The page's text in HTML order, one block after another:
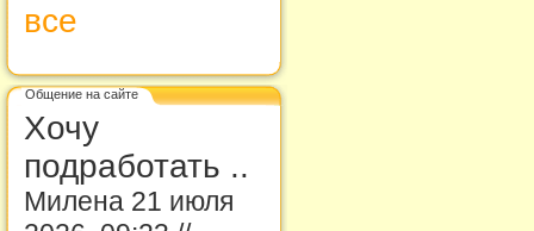
все
Общение на сайте
Хочу
подработать ..
Милена 21 июля